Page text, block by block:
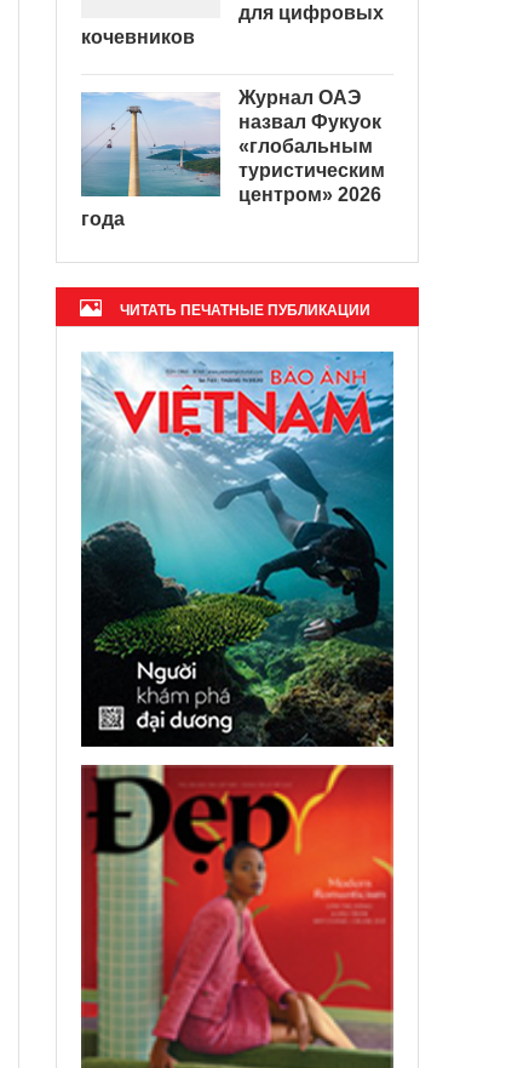
для цифровых
кочевников
Журнал ОАЭ
назвал Фукуок
«глобальным
туристическим
центром» 2026
года
ЧИТАТЬ ПЕЧАТНЫЕ ПУБЛИКАЦИИ